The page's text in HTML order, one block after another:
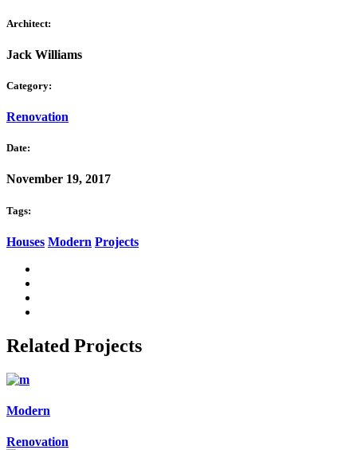
Architect:
Jack Williams
Category:
Renovation
Date:
November 19, 2017
Tags:
Houses Modern Projects
Related Projects
Modern
Renovation